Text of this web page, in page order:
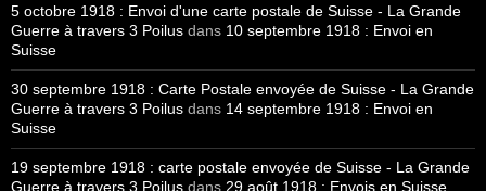
5 octobre 1918 : Envoi d'une carte postale de Suisse - La Grande
Guerre à travers 3 Poilus dans 10 septembre 1918 : Envoi en
Suisse
30 septembre 1918 : Carte Postale envoyée de Suisse - La Grande
Guerre à travers 3 Poilus dans 14 septembre 1918 : Envoi en
Suisse
19 septembre 1918 : carte postale envoyée de Suisse - La Grande
Guerre à travers 3 Poilus dans 29 août 1918 : Envois en Suisse